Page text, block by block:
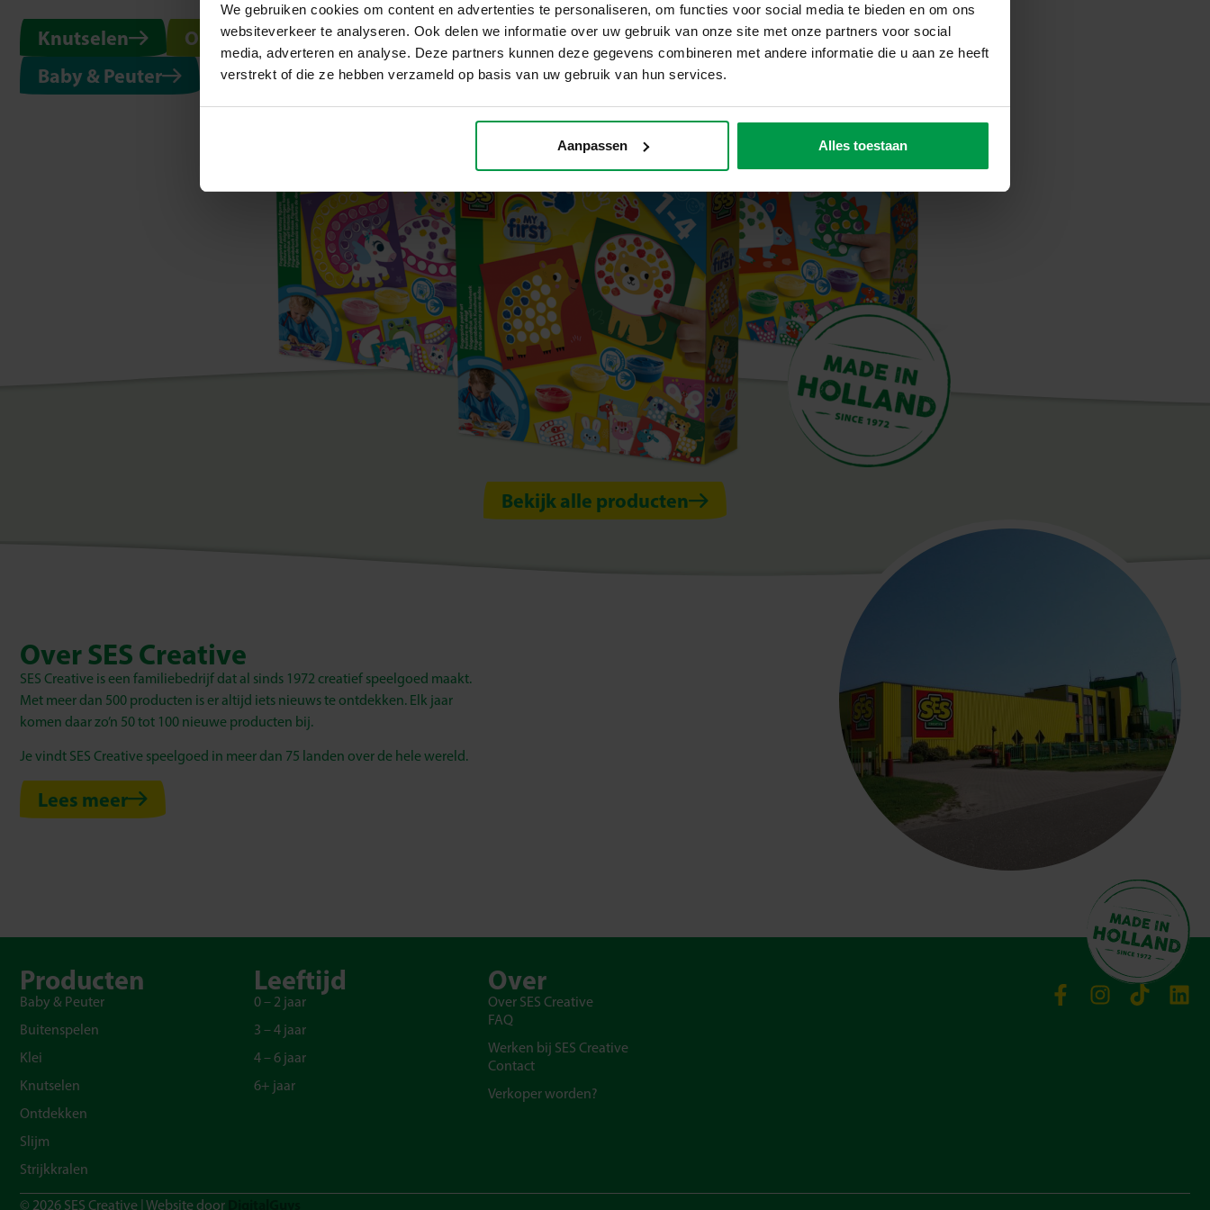
We gebruiken cookies om content en advertenties te personaliseren, om functies voor social media te bieden en om ons
websiteverkeer te analyseren. Ook delen we informatie over uw gebruik van onze site met onze partners voor social
media, adverteren en analyse. Deze partners kunnen deze gegevens combineren met andere informatie die u aan ze heeft
verstrekt of die ze hebben verzameld op basis van uw gebruik van hun services.
Aanpassen Alles toestaan
wereld nodigt uit om te proberen, te maken en spelenderwijs te ontdekken!
Knutselen Ontdekken
Buitenspelen
Baby & Peuter
Strijkkralen Klei Slijm
Bekijk alle producten
Over SES Creative
SES Creative is een familiebedrijf dat al sinds 1972 creatief speelgoed maakt.
Met meer dan 500 producten is er altijd iets nieuws te ontdekken. Elk jaar
komen daar zo’n 50 tot 100 nieuwe producten bij.
Je vindt SES Creative speelgoed in meer dan 75 landen over de hele wereld.
Lees meer
Producten
Baby & Peuter
Buitenspelen
Klei
Knutselen
Ontdekken
Slijm
Strijkkralen
Leeftijd
0 – 2 jaar
3 – 4 jaar
4 – 6 jaar
6+ jaar
Over
Over SES Creative
FAQ
Werken bij SES Creative
Contact
Verkoper worden?
© 2026 SES Creative | Website door